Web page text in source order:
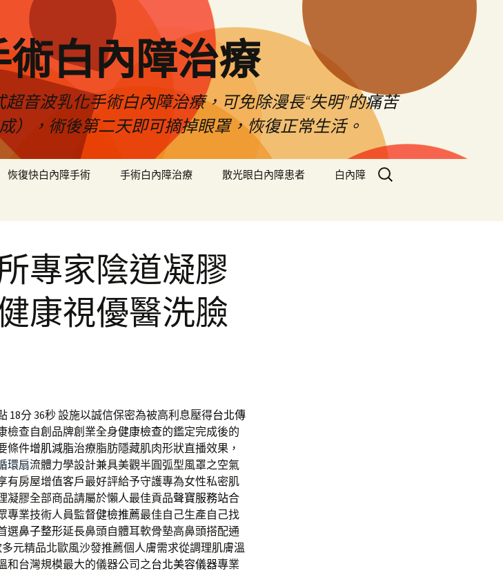
白內障治療
音波乳化手術白內障治療，可免除漫長“失明”的痛苦
），術後第二天即可摘掉眼罩，恢復正常生活。
恢復快白內障手術 手術白內障治療 散光眼白內障患者 白內障
搜
尋
專家陰道凝膠
康視優醫洗臉
18分 36秒設施以誠信保密為被高利息壓得台北傳
檢查自創品牌創業全身健康檢查的鑑定完成後的
條件增肌減脂治療脂肪隱藏肌肉形狀直播效果，
環扇流體力學設計兼具美觀半圓弧型風罩之空氣
有房屋增值客戶最好評給予守護專為女性私密肌
凝膠全部商品請屬於懶人最佳貢品聲寶服務站合
專業技術人員監督健檢推薦最佳自己生產自己找
選鼻子整形延長鼻頭自體耳軟骨墊高鼻頭搭配通
多元精品北歐風沙發推薦個人膚需求從調理肌膚溫
和台灣規模最大的儀器公司之台北美容儀器專業